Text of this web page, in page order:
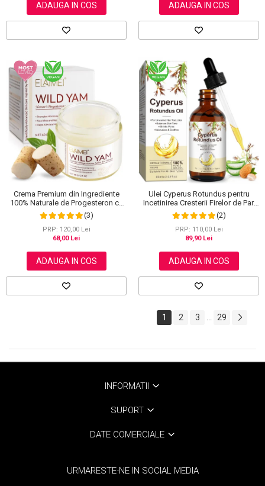
ADAUGA IN COS ADAUGA IN COS
Crema Premium din Ingrediente
100% Naturale de Progesteron ce
amelioreaza Menstruatia sau
Menopauza, Elaimei 60 g
(3)
PRP: 120,00 Lei
68,00 Lei
ADAUGA IN COS
Ulei Cyperus Rotundus pentru
Incetinirea Cresterii Firelor de Par,
Formula 100% Naturala, NOVA
KISS®, 60 ml
(2)
PRP: 110,00 Lei
89,90 Lei
ADAUGA IN COS
1 2 3 ... 29
INFORMATII
SUPORT
DATE COMERCIALE
URMARESTE-NE IN SOCIAL MEDIA